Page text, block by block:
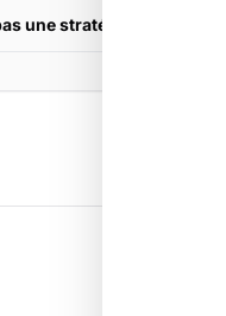
une stratégie